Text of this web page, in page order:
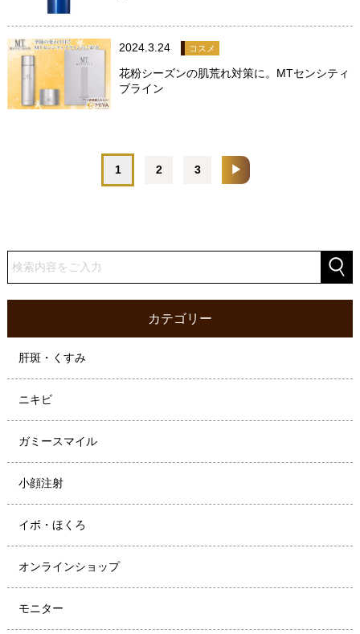
2024.3.24 コスメ
花粉シーズンの肌荒れ対策に。MTセンシティ
ブライン
1 2 3 ▶
カテゴリー
肝斑・くすみ
ニキビ
ガミースマイル
小顔注射
イボ・ほくろ
オンラインショップ
モニター